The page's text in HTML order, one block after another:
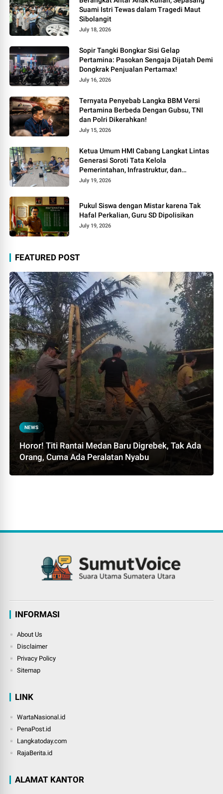
Suami Istri Tewas dalam Tragedi Maut
Sibolangit
July 18, 2026
Sopir Tangki Bongkar Sisi Gelap
Pertamina: Pasokan Sengaja Dijatah Demi
Dongkrak Penjualan Pertamax!
July 16, 2026
Ternyata Penyebab Langka BBM Versi
Pertamina Berbeda Dengan Gubsu, TNI
dan Polri Dikerahkan!
July 15, 2026
Ketua Umum HMI Cabang Langkat Lintas
Generasi Soroti Tata Kelola
Pemerintahan, Infrastruktur, dan
Kelangkaan BBM
July 19, 2026
Pukul Siswa dengan Mistar karena Tak
Hafal Perkalian, Guru SD Dipolisikan
July 19, 2026
FEATURED POST
NEWS
Horor! Titi Rantai Medan Baru Digrebek, Tak Ada
Orang, Cuma Ada Peralatan Nyabu
INFORMASI
About Us
Disclaimer
Privacy Policy
Sitemap
LINK
WartaNasional.id
PenaPost.id
Langkatoday.com
RajaBerita.id
ALAMAT KANTOR